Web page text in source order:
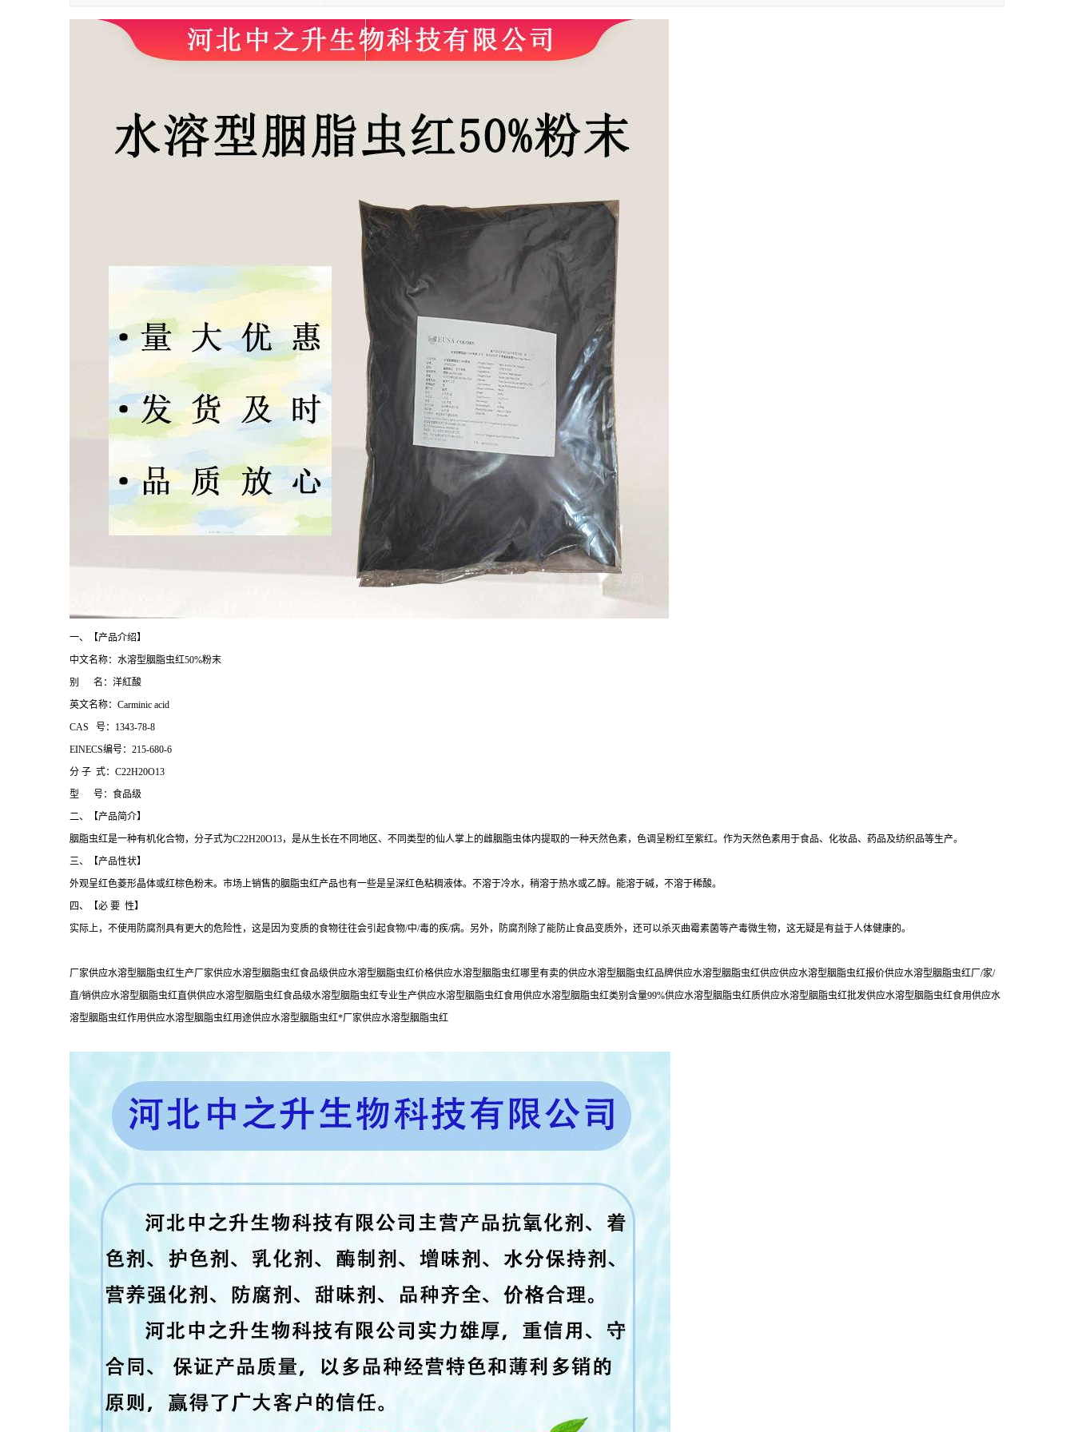
一、【产品介绍】
中文名称：水溶型胭脂虫红50%粉末
别 名：洋紅酸
英文名称：Carminic acid
CAS 号：1343-78-8
EINECS编号：215-680-6
分 子 式：C22H20O13
型 号：食品级
二、【产品简介】
胭脂虫红是一种有机化合物，分子式为C22H20O13，是从生长在不同地区、不同类型的仙人掌上的雌胭脂虫体内提取的一种天然色素，色调呈粉红至紫红。作为天然色素用于食品、化妆品、药品及纺织品等生产。
三、【产品性状】
外观呈红色菱形晶体或红棕色粉末。市场上销售的胭脂虫红产品也有一些是呈深红色粘稠液体。不溶于冷水，稍溶于热水或乙醇。能溶于碱，不溶于稀酸。
四、【必 要 性】
实际上，不使用防腐剂具有更大的危险性，这是因为变质的食物往往会引起食物/中/毒的疾/病。另外，防腐剂除了能防止食品变质外，还可以杀灭曲霉素菌等产毒微生物，这无疑是有益于人体健康的。
厂家供应水溶型胭脂虫红生产厂家供应水溶型胭脂虫红食品级供应水溶型胭脂虫红价格供应水溶型胭脂虫红哪里有卖的供应水溶型胭脂虫红品牌供应水溶型胭脂虫红供应供应水溶型胭脂虫红报价供应水溶型胭脂虫红厂/家/
直/销供应水溶型胭脂虫红直供供应水溶型胭脂虫红食品级水溶型胭脂虫红专业生产供应水溶型胭脂虫红食用供应水溶型胭脂虫红类别含量99%供应水溶型胭脂虫红质供应水溶型胭脂虫红批发供应水溶型胭脂虫红食用供应水
溶型胭脂虫红作用供应水溶型胭脂虫红用途供应水溶型胭脂虫红*厂家供应水溶型胭脂虫红